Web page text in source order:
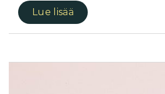
Lue lisää